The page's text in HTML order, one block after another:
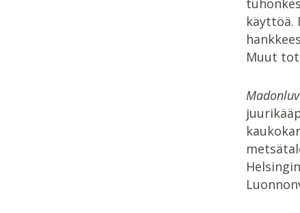
käyttöä.
Muut